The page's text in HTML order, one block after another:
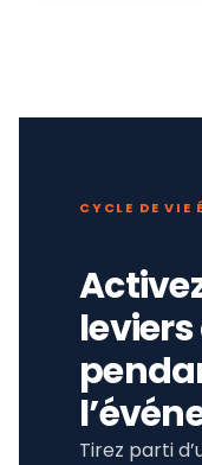
CYCLE DE VIE
Tirez parti